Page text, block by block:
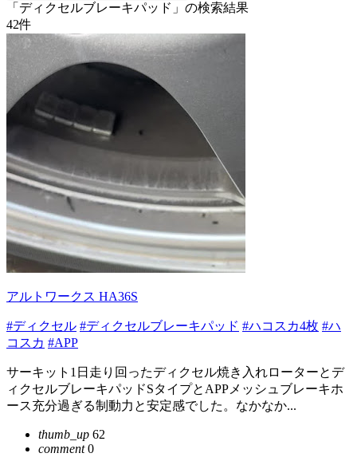
「ディクセルブレーキパッド」の検索結果
42件
アルトワークス HA36S
#ディクセル #ディクセルブレーキパッド #ハコスカ4枚 #ハ
コスカ #APP
サーキット1日走り回ったディクセル焼き入れローターとデ
ィクセルブレーキパッドSタイプとAPPメッシュブレーキホ
ース充分過ぎる制動力と安定感でした。なかなか...
thumb_up 62
comment0